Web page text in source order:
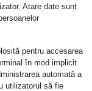
Atare date sunt
pentru accesarea
în mod implicit.
automată a
utilizatorul să fie